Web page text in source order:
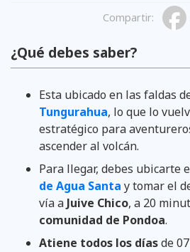
Compartir:
¿Qué debes saber?
Esta ubicado en las faldas
Tungurahua, lo que lo
estratégico para
ascender al volcán.
Para llegar, debes ubicarte
de Agua Santa y tomar el
vía a Juive Chico, a 20
comunidad de Pondoa.
Atiene todos los díasde